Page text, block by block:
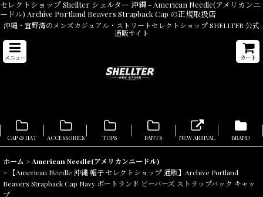
セレクトショップ Shellter シェルター 沖縄 - American Needle(アメリカンニ
ードル) Archive Portland Beavers Strapback Cap の正規取扱店
沖縄・宜野湾のメンズカジュアル・ストリートセレクトショップ SHELLTER 公式
通販サイト
メニュー カート
CAP & HAT ACCESSORIES TOPS PANTS NEW ARRIVAL BRAND
ホーム >American Needle(アメリカンニードル)
>
【American Needle 沖縄 帽子 セレクトショップ 通販】Archive Portland
Beavers Strapback Cap Navy ポートランド ビーバーズ ストラップバック キャッ
プ